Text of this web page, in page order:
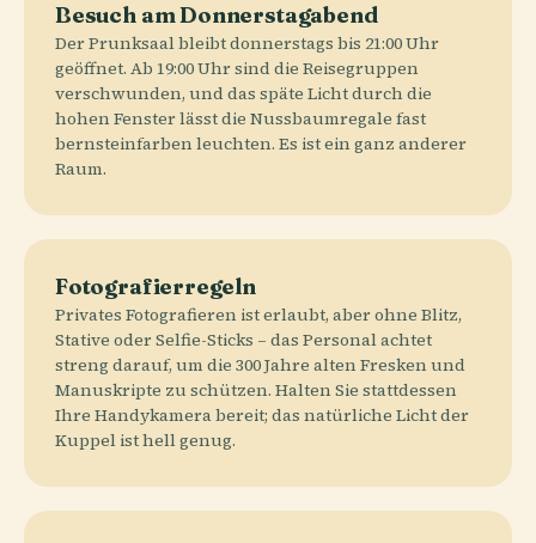
Besuch am Donnerstagabend
Der Prunksaal bleibt donnerstags bis 21:00 Uhr
geöffnet. Ab 19:00 Uhr sind die Reisegruppen
verschwunden, und das späte Licht durch die
hohen Fenster lässt die Nussbaumregale fast
bernsteinfarben leuchten. Es ist ein ganz anderer
Raum.
Fotografierregeln
Privates Fotografieren ist erlaubt, aber ohne Blitz,
Stative oder Selfie-Sticks – das Personal achtet
streng darauf, um die 300 Jahre alten Fresken und
Manuskripte zu schützen. Halten Sie stattdessen
Ihre Handykamera bereit; das natürliche Licht der
Kuppel ist hell genug.